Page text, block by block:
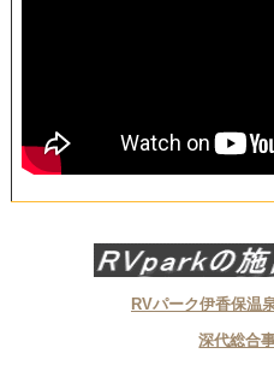
RVパーク伊香保温
深代総合